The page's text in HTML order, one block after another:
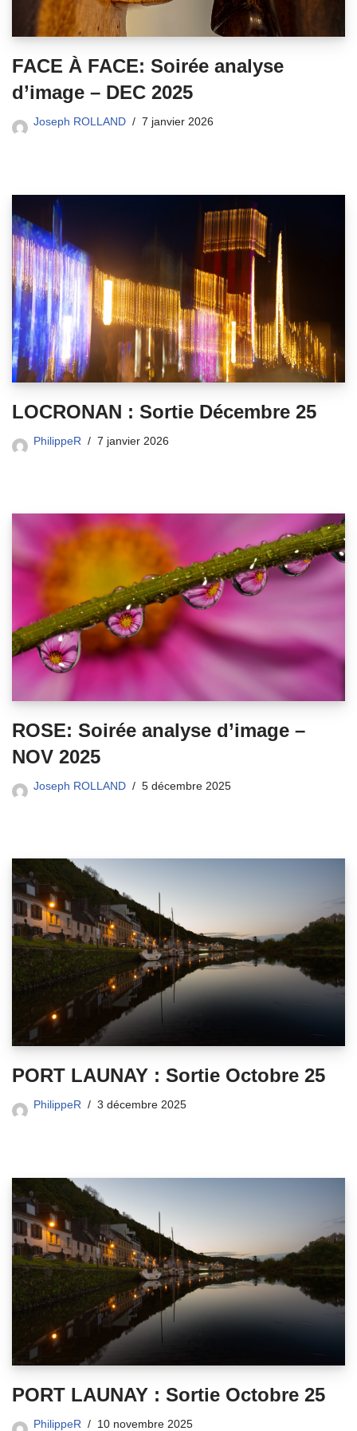
FACE À FACE: Soirée analyse
d’image – DEC 2025
Joseph ROLLAND 7 janvier 2026
LOCRONAN : Sortie Décembre 25
PhilippeR 7 janvier 2026
ROSE: Soirée analyse d’image –
NOV 2025
Joseph ROLLAND 5 décembre 2025
PORT LAUNAY : Sortie Octobre 25
PhilippeR 3 décembre 2025
PORT LAUNAY : Sortie Octobre 25
PhilippeR 10 novembre 2025